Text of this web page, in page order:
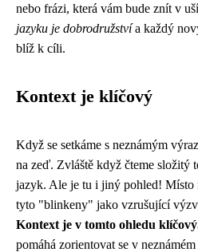
nebo frázi, která vám bude znít v
jazyku je dobrodružstvía každý
blíž k cíli.
Kontext je klíčový
Když se setkáme s neznámým
na zeď. Zvláště když čteme složitý
jazyk. Ale je tu i jiný pohled! Místo
tyto "blinkeny" jako vzrušující
Kontext je v tomto ohledu
pomáhá zorientovat se v